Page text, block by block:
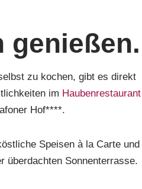
genießen.
zu kochen, gibt es direkt
im Haubenrestaurant
Hof****.
Speisen à la Carte und
überdachten Sonnenterrasse.